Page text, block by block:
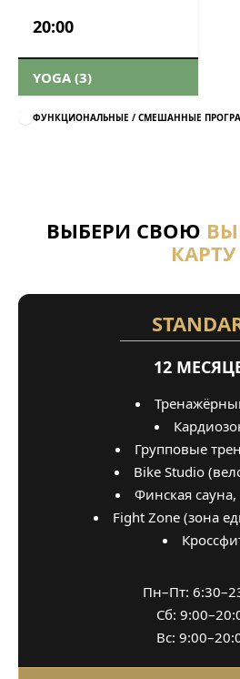
20:00
YOGA (3)
ФУНКЦИОНАЛЬНЫЕ / СМЕШАННЫЕ
ВЫБЕРИ СВОЮ
КАРТУ
12
Групповые
Bike Studio
Финская
Fight Zone (зона
Пн–Пт:
Сб:
Вс: